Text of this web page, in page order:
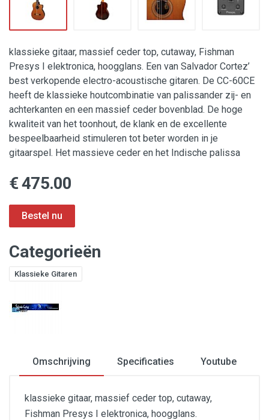
klassieke gitaar, massief ceder top, cutaway, Fishman
Presys I elektronica, hoogglans. Een van Salvador Cortez’
best verkopende electro-acoustische gitaren. De CC-60CE
heeft de klassieke houtcombinatie van palissander zij- en
achterkanten en een massief ceder bovenblad. De hoge
kwaliteit van het toonhout, de klank en de excellente
bespeelbaarheid stimuleren tot beter worden in je
gitaarspel. Het massieve ceder en het Indische palissa
€ 475.00
Categorieën
Klassieke Gitaren
Omschrijving Specificaties Youtube
klassieke gitaar, massief ceder top, cutaway,
Fishman Presys I elektronica, hoogglans.